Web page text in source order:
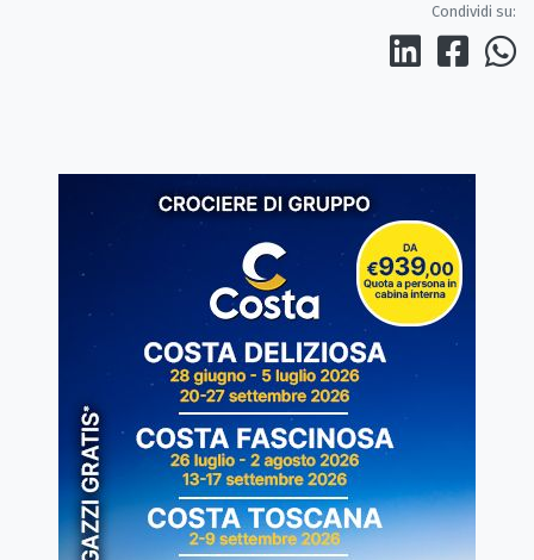
Condividi su: